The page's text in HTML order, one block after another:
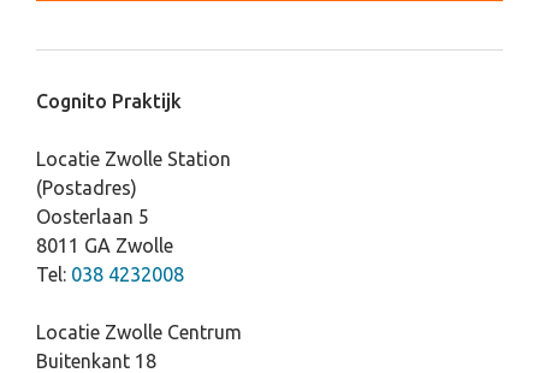
Cognito Praktijk
Locatie Zwolle Station
(Postadres)
Oosterlaan 5
8011 GA Zwolle
Tel: 038 4232008
Locatie Zwolle Centrum
Buitenkant 18